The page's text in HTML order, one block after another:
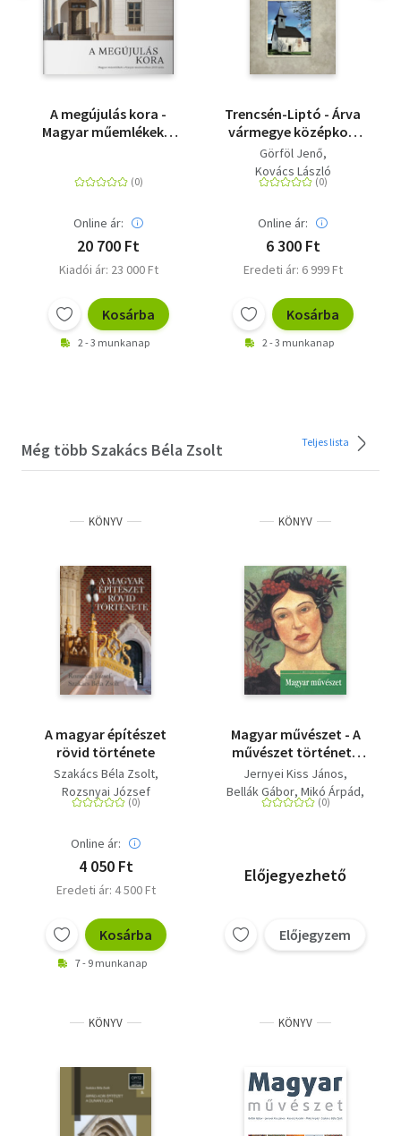
A megújulás kora -
Magyar műemlékek a
Online ár:
20 700 Ft
Kiadói ár: 23 000 Ft
Kosárba
2 - 3 munkanap
Trencsén-Liptó - Árva
vármegye középkori
templomai
Görföl Jenő
Kovács László
Online ár:
6 300 Ft
Eredeti ár: 6 999 Ft
Kosárba
2 - 3 munkanap
Még több Szakács Béla Zsolt Teljes lista
KÖNYV
A magyar építészet
rövid története
Szakács Béla Zsolt
Rozsnyai József
Online ár:
4 050 Ft
Eredeti ár: 4 500 Ft
Kosárba
7 - 9 munkanap
KÖNYV
Magyar művészet - A
művészet története
sorozat 16. kötete
Jernyei Kiss János
Bellák Gábor Mikó Árpád
Keserű Katalin
Előjegyezhető
Előjegyzem
KÖNYV KÖNYV